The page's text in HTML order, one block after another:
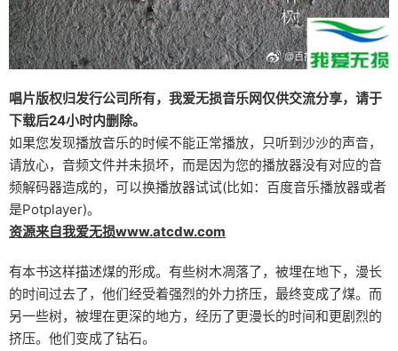
唱片版权归发行公司所有，我爱无损音乐网仅供交流分享，请于
下载后24小时内删除。
如果您发现播放音乐的时候不能正常播放，只听到沙沙的声音，
请放心，音频文件并未损坏，而是因为您的播放器没有对应的音
频解码器造成的，可以换播放器试试(比如：百度音乐播放器或者
是Potplayer)。
资源来自我爱无损www.atcdw.com
有本书这样描述煤的形成。有些树木凋落了，被埋在地下，漫长
的时间过去了，他们经受着强烈的外力挤压，最终变成了煤。而
另一些树，被埋在更深的地方，经历了更漫长的时间和更剧烈的
挤压。他们变成了钻石。